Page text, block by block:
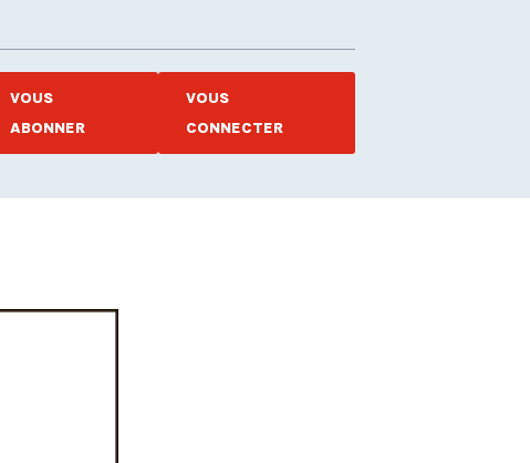
VOUS
ABONNER
VOUS
CONNECTER